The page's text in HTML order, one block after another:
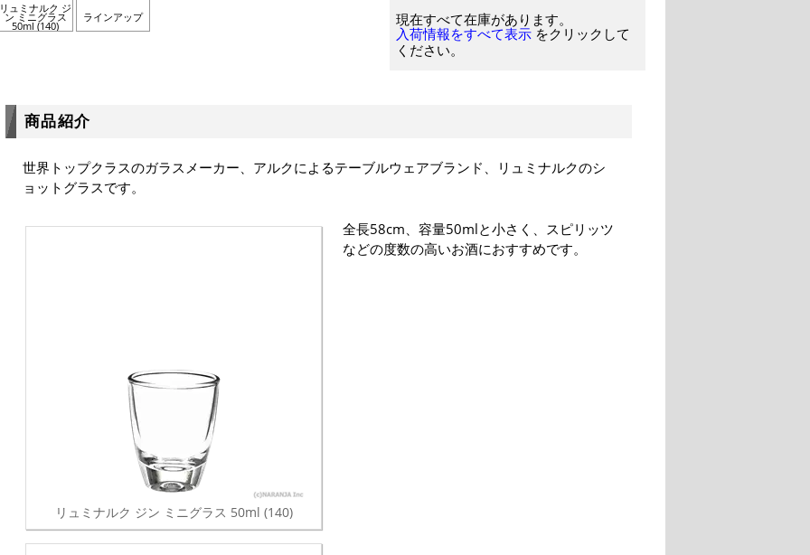
リュミナルク ジ
ン ミニグラス
50ml (140)
ラインアップ 現在すべて在庫があります。
入荷情報をすべて表示 をクリックして
ください。
商品紹介
世界トップクラスのガラスメーカー、アルクによるテーブルウェアブランド、リュミナルクのシ
ョットグラスです。
リュミナルク ジン ミニグラス 50ml (140)
全長58cm、容量50mlと小さく、スピリッツ
などの度数の高いお酒におすすめです。